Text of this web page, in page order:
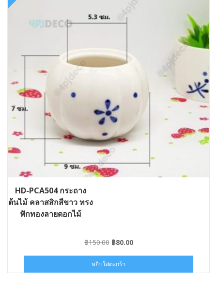
HD-PCA504 กระถาง
ต้นไม้ คลาสสิกสีขาว ทรง
ฟักทองลายดอกไม้
฿150.00 Original
was:
฿150.00.
฿80.00Current
฿80.00.
หยิบใส่ตะกร้า